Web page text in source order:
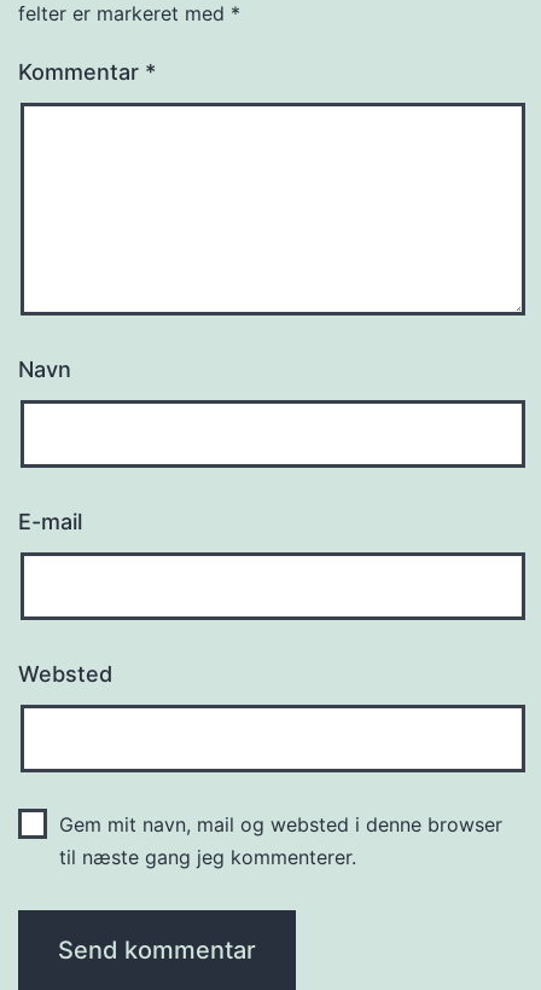
felter er markeret med *
Kommentar *
Navn
E-mail
Websted
Gem mit navn, mail og websted i denne browser
til næste gang jeg kommenterer.